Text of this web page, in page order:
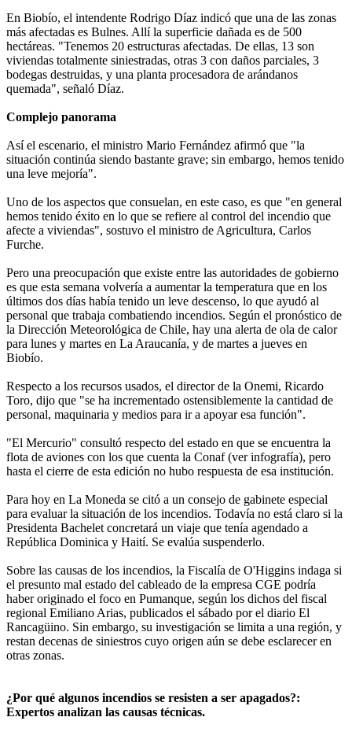
En Biobío, el intendente Rodrigo Díaz indicó que una de las zonas
más afectadas es Bulnes. Allí la superficie dañada es de 500
hectáreas. "Tenemos 20 estructuras afectadas. De ellas, 13 son
viviendas totalmente siniestradas, otras 3 con daños parciales, 3
bodegas destruidas, y una planta procesadora de arándanos
quemada", señaló Díaz.
Complejo panorama
Así el escenario, el ministro Mario Fernández afirmó que "la
situación continúa siendo bastante grave; sin embargo, hemos tenido
una leve mejoría".
Uno de los aspectos que consuelan, en este caso, es que "en general
hemos tenido éxito en lo que se refiere al control del incendio que
afecte a viviendas", sostuvo el ministro de Agricultura, Carlos
Furche.
Pero una preocupación que existe entre las autoridades de gobierno
es que esta semana volvería a aumentar la temperatura que en los
últimos dos días había tenido un leve descenso, lo que ayudó al
personal que trabaja combatiendo incendios. Según el pronóstico de
la Dirección Meteorológica de Chile, hay una alerta de ola de calor
para lunes y martes en La Araucanía, y de martes a jueves en
Biobío.
Respecto a los recursos usados, el director de la Onemi, Ricardo
Toro, dijo que "se ha incrementado ostensiblemente la cantidad de
personal, maquinaria y medios para ir a apoyar esa función".
"El Mercurio" consultó respecto del estado en que se encuentra la
flota de aviones con los que cuenta la Conaf (ver infografía), pero
hasta el cierre de esta edición no hubo respuesta de esa institución.
Para hoy en La Moneda se citó a un consejo de gabinete especial
para evaluar la situación de los incendios. Todavía no está claro si la
Presidenta Bachelet concretará un viaje que tenía agendado a
República Dominica y Haití. Se evalúa suspenderlo.
Sobre las causas de los incendios, la Fiscalía de O'Higgins indaga si
el presunto mal estado del cableado de la empresa CGE podría
haber originado el foco en Pumanque, según los dichos del fiscal
regional Emiliano Arias, publicados el sábado por el diario El
Rancagüino. Sin embargo, su investigación se limita a una región, y
restan decenas de siniestros cuyo origen aún se debe esclarecer en
otras zonas.
¿Por qué algunos incendios se resisten a ser apagados?:
Expertos analizan las causas técnicas.